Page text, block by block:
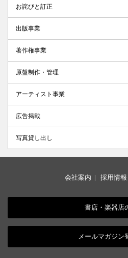
お詫びと訂正
出版事業
著作権事業
原盤制作・管理
アーティスト事業
広告掲載
写真貸し出し
会社案内 | 採用情報
書店・楽器店
メールマガジン